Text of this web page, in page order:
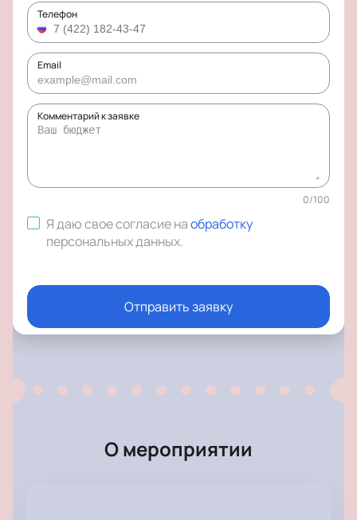
Телефон
Email
Комментарий к заявке
0/100
Я даю свое согласие наобработку
персональных данных.
Отправить заявку
О мероприятии